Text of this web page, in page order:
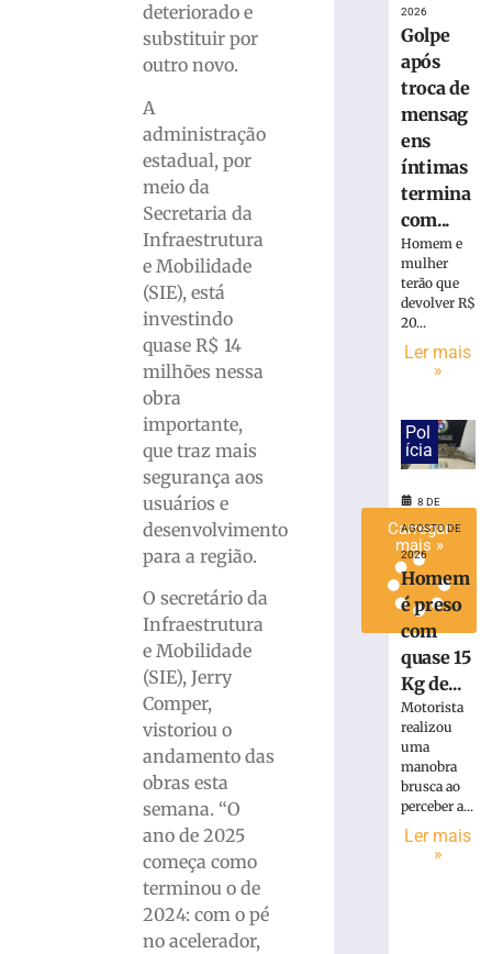
deteriorado e
substituir por
outro novo.
A
administração
estadual, por
meio da
Secretaria da
Infraestrutura
e Mobilidade
(SIE), está
investindo
quase R$ 14
milhões nessa
obra
importante,
que traz mais
segurança aos
usuários e
desenvolvimento
para a região.
O secretário da
Infraestrutura
e Mobilidade
(SIE), Jerry
Comper,
vistoriou o
andamento das
obras esta
semana. “O
ano de 2025
começa como
terminou o de
2024: com o pé
no acelerador,
Cratera
abre
“engole”
roda
caminhão
Brusque
Carregar
mais »
2026
Golpe
após
troca de
mensag
ens
íntimas
termina
com...
Homem e
mulher
terão que
devolver R$
20...
Ler mais
»
Pol
ícia
8 DE
AGOSTO DE
2026
Homem
é preso
com
quase 15
Kg de...
Motorista
realizou
uma
manobra
brusca ao
perceber a...
Ler mais
»